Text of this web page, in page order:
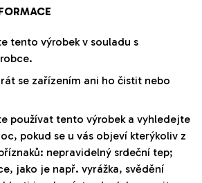
tento výrobek v souladu s
se zařízením ani ho čistit nebo
používat tento výrobek a vyhledejte
pokud se u vás objeví kterýkoliv z
nepravidelný srdeční tep;
jako je např. vyrážka, svědění